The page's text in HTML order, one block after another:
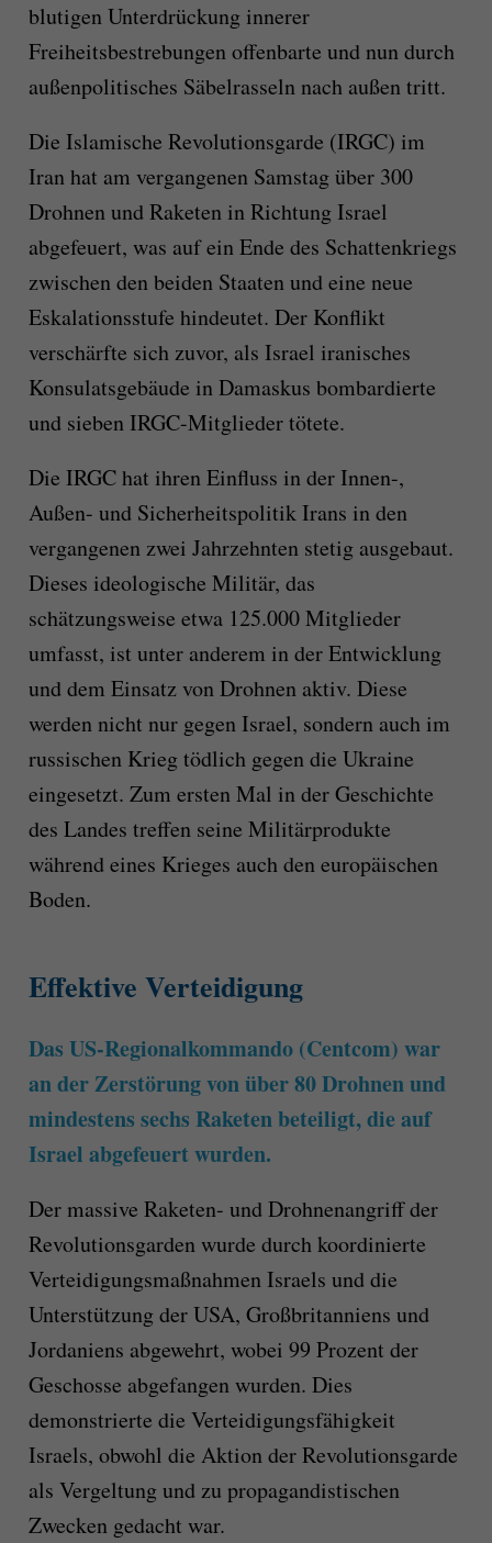
blutigen Unterdrückung innerer
Freiheitsbestrebungen offenbarte und nun durch
außenpolitisches Säbelrasseln nach außen tritt.
Die Islamische Revolutionsgarde (IRGC) im
Iran hat am vergangenen Samstag über 300
Drohnen und Raketen in Richtung Israel
abgefeuert, was auf ein Ende des Schattenkriegs
zwischen den beiden Staaten und eine neue
Eskalationsstufe hindeutet. Der Konflikt
verschärfte sich zuvor, als Israel iranisches
Konsulatsgebäude in Damaskus bombardierte
und sieben IRGC-Mitglieder tötete.
Die IRGC hat ihren Einfluss in der Innen-,
Außen- und Sicherheitspolitik Irans in den
vergangenen zwei Jahrzehnten stetig ausgebaut.
Dieses ideologische Militär, das
schätzungsweise etwa 125.000 Mitglieder
umfasst, ist unter anderem in der Entwicklung
und dem Einsatz von Drohnen aktiv. Diese
werden nicht nur gegen Israel, sondern auch im
russischen Krieg tödlich gegen die Ukraine
eingesetzt. Zum ersten Mal in der Geschichte
des Landes treffen seine Militärprodukte
während eines Krieges auch den europäischen
Boden.
Effektive Verteidigung
Das US-Regionalkommando (Centcom) war
an der Zerstörung von über 80 Drohnen und
mindestens sechs Raketen beteiligt, die auf
Israel abgefeuert wurden.
Der massive Raketen- und Drohnenangriff der
Revolutionsgarden wurde durch koordinierte
Verteidigungsmaßnahmen Israels und die
Unterstützung der USA, Großbritanniens und
Jordaniens abgewehrt, wobei 99 Prozent der
Geschosse abgefangen wurden. Dies
demonstrierte die Verteidigungsfähigkeit
Israels, obwohl die Aktion der Revolutionsgarde
als Vergeltung und zu propagandistischen
Zwecken gedacht war.